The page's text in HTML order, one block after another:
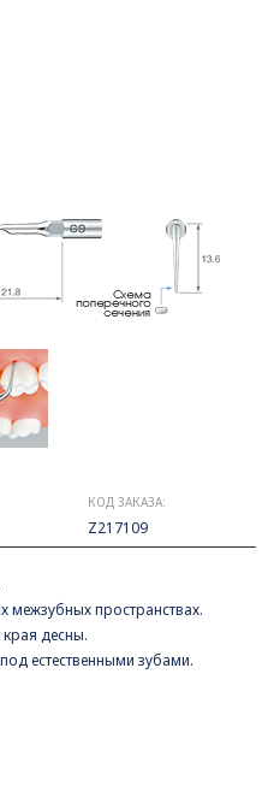
КОД ЗАКАЗА:
Z217109
межзубных пространствах.
десны.
естественными зубами.